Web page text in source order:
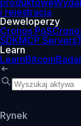
produktowe
i rejestracja
Deweloperzy
Cronos PoS
SDKMCP Servers
Learn
LearnBitcoin
Rynek